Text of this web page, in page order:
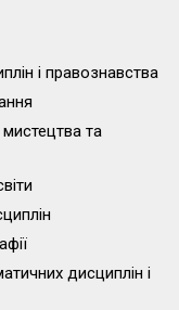
і правознавства
та
дисциплін і